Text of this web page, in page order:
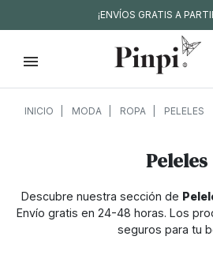
¡ENVÍOS GRATIS A
INICIO MODA ROPA PELELES
Peleles
Descubre nuestra sección de
Envío gratis en 24-48 horas. Los
seguros para tu